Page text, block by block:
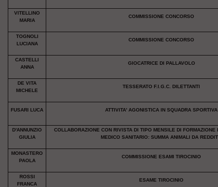
VITELLINO
MARIA
COMMISSIONE CONCORSO
TOGNOLI
LUCIANA
COMMISSIONE CONCORSO
CASTELLI
ANNA
GIOCATRICE DI PALLAVOLO
DE VITA
MICHELE
TESSERATO F.I.G.C. DILETTANTI
FUSARI LUCA ATTIVITA' AGONISTICA IN SQUADRA SPORTIVA
D'ANNUNZIO
GIULIA
COLLABORAZIONE CON RIVISTA DI TIPO MENSILE DI FORMAZIONE
MEDICO SANITARIO: SUMMA ANIMALI DA
MONASTERO
PAOLA
COMMISSIONE ESAMI TIROCINIO
ROSSI
FRANCA
ESAME TIROCINIO